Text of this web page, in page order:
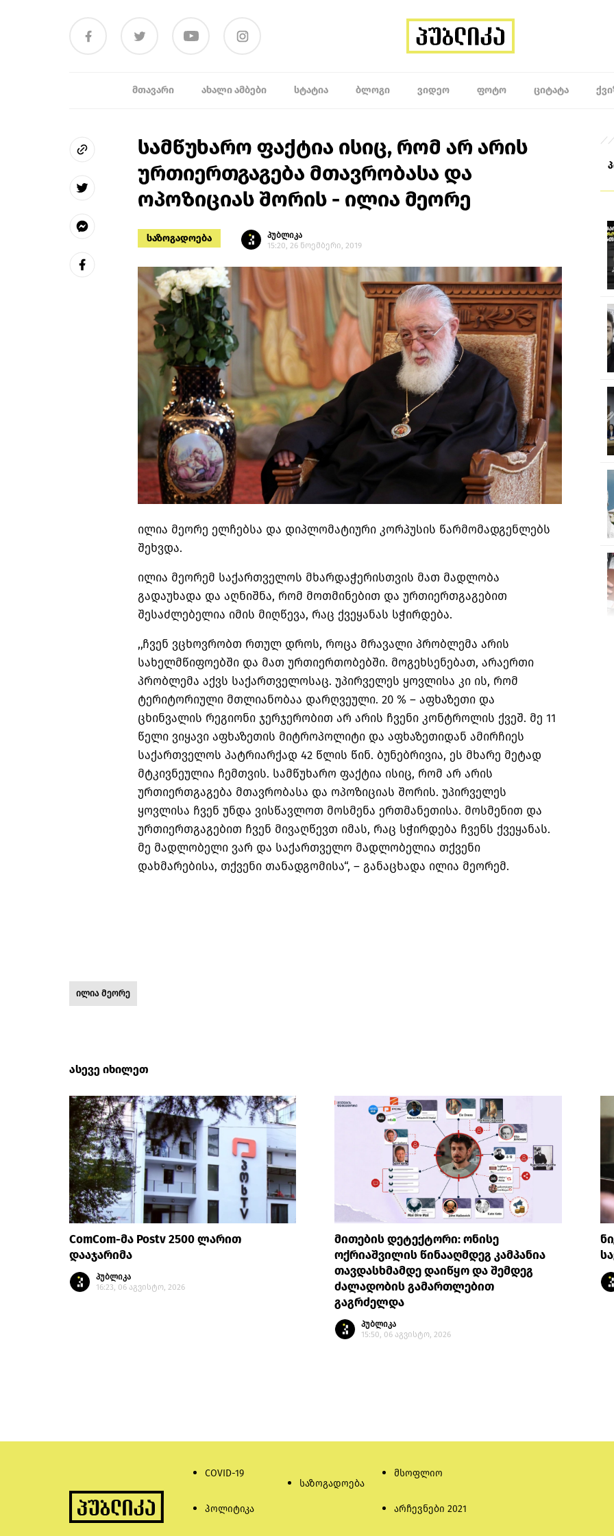
ᲛᲗᲐᲕᲐᲠᲘ ᲐᲮᲐᲚᲘ ᲐᲛᲑᲔᲑᲘ ᲡᲢᲐᲢᲘᲐ ᲑᲚᲝᲒᲘ ᲕᲘᲓᲔᲝ ᲤᲝᲢᲝ ᲪᲘᲢᲐᲢᲐ
სამწუხარო ფაქტია ისიც, რომ არ არის
ურთიერთგაგება მთავრობასა და
ოპოზიციას შორის - ილია მეორე
საზოგადოება
პუბლიკა
15:20, 26 ნოემბერი, 2019
ილია მეორე ელჩებსა და დიპლომატიური კორპუსის წარმომადგენლებს
შეხვდა.
ილია მეორემ საქართველოს მხარდაჭერისთვის მათ მადლობა
გადაუხადა და აღნიშნა, რომ მოთმინებით და ურთიერთგაგებით
შესაძლებელია იმის მიღწევა, რაც ქვეყანას სჭირდება.
,,ჩვენ ვცხოვრობთ რთულ დროს, როცა მრავალი პრობლემა არის
სახელმწიფოებში და მათ ურთიერთობებში. მოგეხსენებათ, არაერთი
პრობლემა აქვს საქართველოსაც. უპირველეს ყოვლისა კი ის, რომ
ტერიტორიული მთლიანობაა დარღვეული. 20 % – აფხაზეთი და
ცხინვალის რეგიონი ჯერჯერობით არ არის ჩვენი კონტროლის ქვეშ. მე 11
წელი ვიყავი აფხაზეთის მიტროპოლიტი და აფხაზეთიდან ამირჩიეს
საქართველოს პატრიარქად 42 წლის წინ. ბუნებრივია, ეს მხარე მეტად
მტკივნეულია ჩემთვის. სამწუხარო ფაქტია ისიც, რომ არ არის
ურთიერთგაგება მთავრობასა და ოპოზიციას შორის. უპირველეს
ყოვლისა ჩვენ უნდა ვისწავლოთ მოსმენა ერთმანეთისა. მოსმენით და
ურთიერთგაგებით ჩვენ მივაღწევთ იმას, რაც სჭირდება ჩვენს ქვეყანას.
მე მადლობელი ვარ და საქართველო მადლობელია თქვენი
დახმარებისა, თქვენი თანადგომისა“, – განაცხადა ილია მეორემ.
ილია მეორე
ასევე იხილეთ
ComCom-მა Postv 2500 ლარით
დააჯარიმა
პუბლიკა
16:23, 06 აგვისტო, 2026
მითების დეტექტორი: ონისე
ოქრიაშვილის წინააღმდეგ კამპანია
თავდასხმამდე დაიწყო და შემდეგ
ძალადობის გამართლებით
გაგრძელდა
პუბლიკა
15:50, 06 აგვისტო, 2026
COVID-19
პოლიტიკა
საზოგადოება
მსოფლიო
არჩევნები 2021